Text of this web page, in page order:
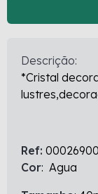
Descrição:
*Cristal
Ref: 00026900
Cor: Agua